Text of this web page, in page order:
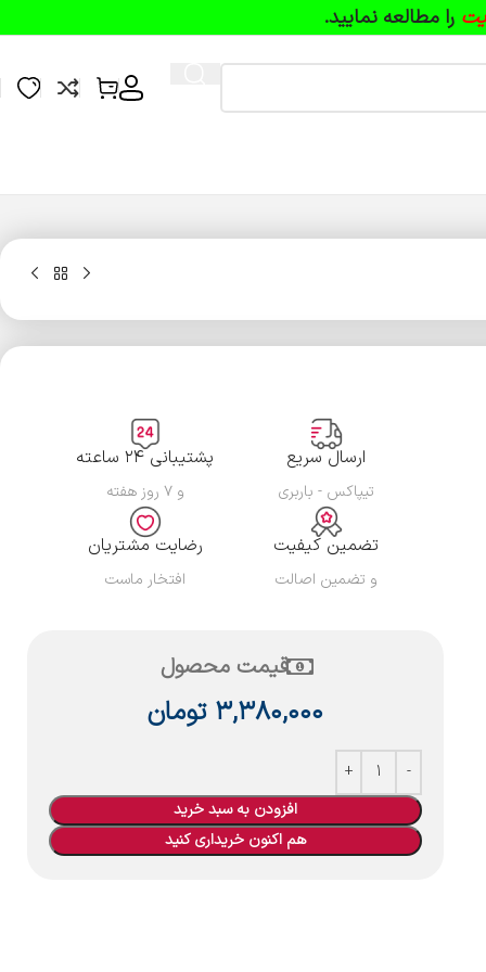
را مطالعه نمایید.
ارسال سریع
تیپاکس - باربری
پشتیبانی ۲۴ ساعته
و ۷ روز هفته
تضمین کیفیت
و تضمین اصالت
رضایت مشتریان
افتخار ماست
قیمت محصول
۳,۳۸۰,۰۰۰ تومان
افزودن به سبد خرید
هم اکنون خریداری کنید